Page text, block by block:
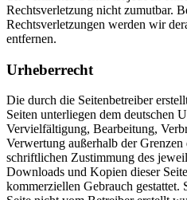
Rechtsverletzung nicht zumutbar.
Rechtsverletzungen werden wir
entfernen.
Urheberrecht
Die durch die Seitenbetreiber
Seiten unterliegen dem deutschen
Vervielfältigung, Bearbeitung,
Verwertung außerhalb der
schriftlichen Zustimmung des
Downloads und Kopien dieser
kommerziellen Gebrauch gestattet.